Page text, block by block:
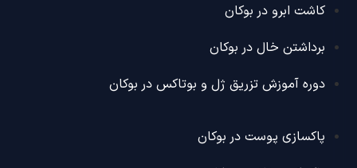
کاشت ابرو در بوکان
برداشتن خال در بوکان
دوره آموزش تزریق ژل و بوتاکس در بوکان
پاکسازی پوست در بوکان